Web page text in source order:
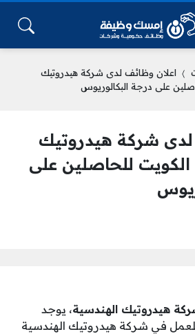
اعلان وظائف لدى شركة هيدروتيك
على درجة البكالوريوس
لدى شركة هيدروتيك
للحاصلين على
هيدروتيك الهندسية، يوجد
في شركة هيدروتيك الهندسية